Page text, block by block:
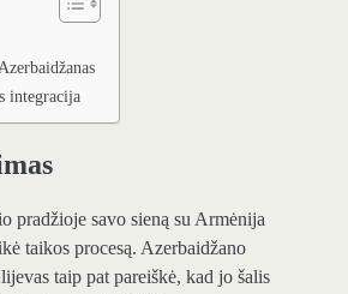
integracija
pradžioje savo sieną su Armėnija
taikos procesą. Azerbaidžano
taip pat pareiškė, kad jo šalis